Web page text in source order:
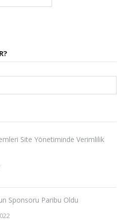
Site Yönetiminde Verimlilik
Sponsoru Paribu Oldu